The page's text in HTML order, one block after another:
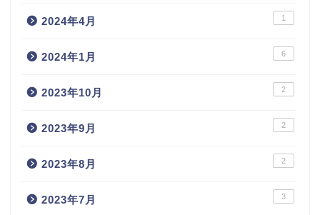
2024年4月 1
2024年1月 6
2023年10月 2
2023年9月 2
2023年8月 2
2023年7月 3